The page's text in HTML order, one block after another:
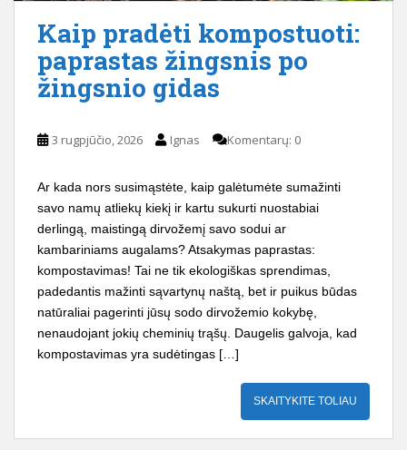
Kaip pradėti kompostuoti:
paprastas žingsnis po
žingsnio gidas
3 rugpjūčio, 2026 Ignas Komentarų: 0
Ar kada nors susimąstėte, kaip galėtumėte sumažinti
savo namų atliekų kiekį ir kartu sukurti nuostabiai
derlingą, maistingą dirvožemį savo sodui ar
kambariniams augalams? Atsakymas paprastas:
kompostavimas! Tai ne tik ekologiškas sprendimas,
padedantis mažinti sąvartynų naštą, bet ir puikus būdas
natūraliai pagerinti jūsų sodo dirvožemio kokybę,
nenaudojant jokių cheminių trąšų. Daugelis galvoja, kad
kompostavimas yra sudėtingas […]
SKAITYKITE TOLIAU